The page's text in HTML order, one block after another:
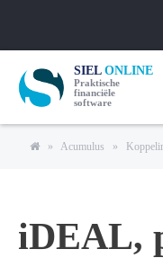
SIEL ONLINE
Praktische
financiële
software
» Acumulus »
iDEAL,